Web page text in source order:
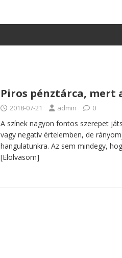
Piros pénztárca, mert
2018-07-21 admin 0
A színek nagyon fontos szerepet
vagy negatív értelemben, de
hangulatunkra. Az sem mindegy,
[Elolvasom]